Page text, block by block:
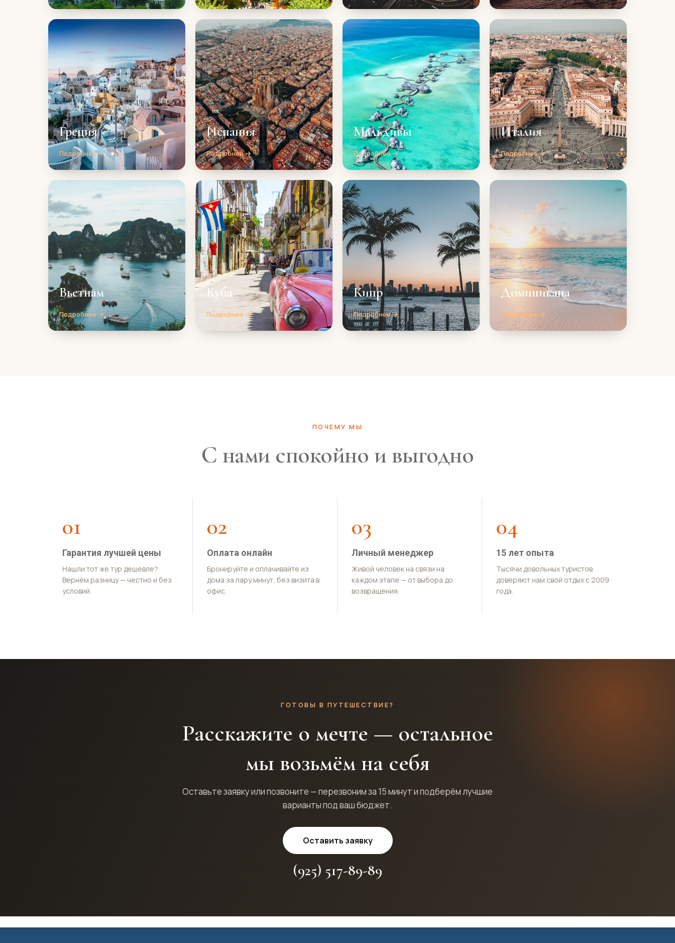
Греция
Подробнее →
Испания
Подробнее →
Мальдивы
Подробнее →
Италия
Подробнее →
Вьетнам
Подробнее →
Куба
Подробнее →
Кипр
Подробнее →
Доминикана
Подробнее →
ПОЧЕМУ МЫ
С нами спокойно и выгодно
01
Гарантия лучшей цены
Нашли тот же тур дешевле?
Вернём разницу — честно и без
условий.
02
Оплата онлайн
Бронируйте и оплачивайте из
дома за пару минут, без визита в
офис.
03
Личный менеджер
Живой человек на связи на
каждом этапе — от выбора до
возвращения.
04
15 лет опыта
Тысячи довольных туристов
доверяют нам свой отдых с 2009
года.
ГОТОВЫ В ПУТЕШЕСТВИЕ?
Расскажите о мечте — остальное
мы возьмём на себя
Оставьте заявку или позвоните — перезвоним за 15 минут и подберём лучшие
варианты под ваш бюджет.
Оставить заявку
(925) 517-89-89